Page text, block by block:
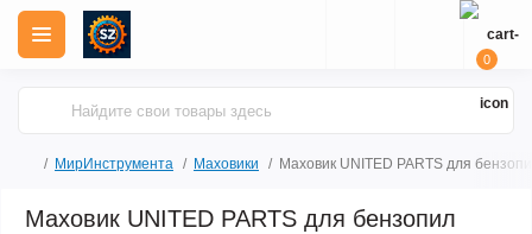
0
МирИнструмента Маховики Маховик UNITED PARTS для
Маховик UNITED PARTS для бензопил